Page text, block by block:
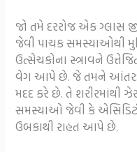
જો તમે દરરોજ એક ગ્લાસ
જેવી પાચક સમસ્યાઓથી
ઉત્સેચકોના સ્ત્રાવને
વેગ આપે છે. જે તમને
મદદ કરે છે. તે શરીરમાંથી
સમસ્યાઓ જેવી કે
ઉબકાથી રાહત આપે છે.